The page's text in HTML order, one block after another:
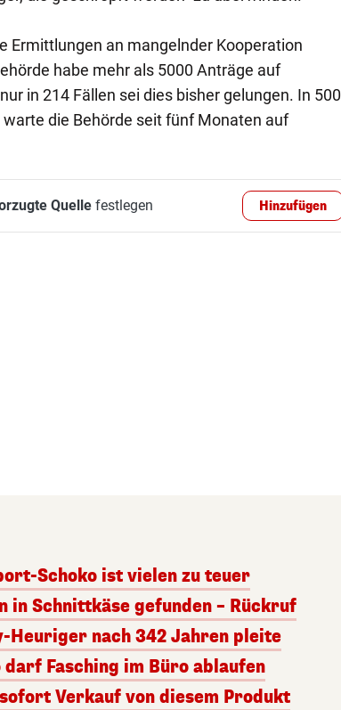
Ermittlungen an mangelnder Kooperation
habe mehr als 5000 Anträge auf
in 214 Fällen sei dies bisher gelungen. In 500
die Behörde seit fünf Monaten auf
Quellefestlegen Hinzufügen
Schoko ist vielen zu teuer
in Schnittkäse gefunden – Rückruf
Heuriger nach 342 Jahren pleite
darf Fasching im Büro ablaufen
Verkauf von diesem Produkt